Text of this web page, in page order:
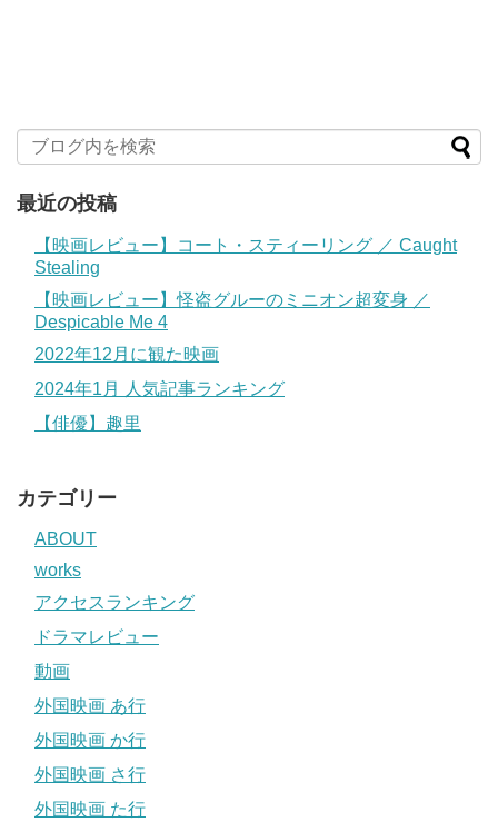
最近の投稿
【映画レビュー】コート・スティーリング ／ Caught
Stealing
【映画レビュー】怪盗グルーのミニオン超変身 ／
Despicable Me 4
2022年12月に観た映画
2024年1月 人気記事ランキング
【俳優】趣里
カテゴリー
ABOUT
works
アクセスランキング
ドラマレビュー
動画
外国映画 あ行
外国映画 か行
外国映画 さ行
外国映画 た行